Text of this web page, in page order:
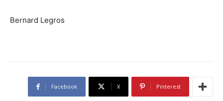
Bernard Legros
Facebook X Pinterest